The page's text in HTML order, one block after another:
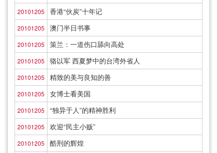
20101205 香港“伙炭”十年记
20101205 澳门半日书事
20101205 策兰：一道伤口舔向高处
20101205 骆以军 西夏梦中的台湾外省人
20101205 精致的美与良知的善
20101205 女博士看美国
20101205 “独异于人”的精神胜利
20101205 欢迎“民主小贩”
20101205 酷刑的辉煌